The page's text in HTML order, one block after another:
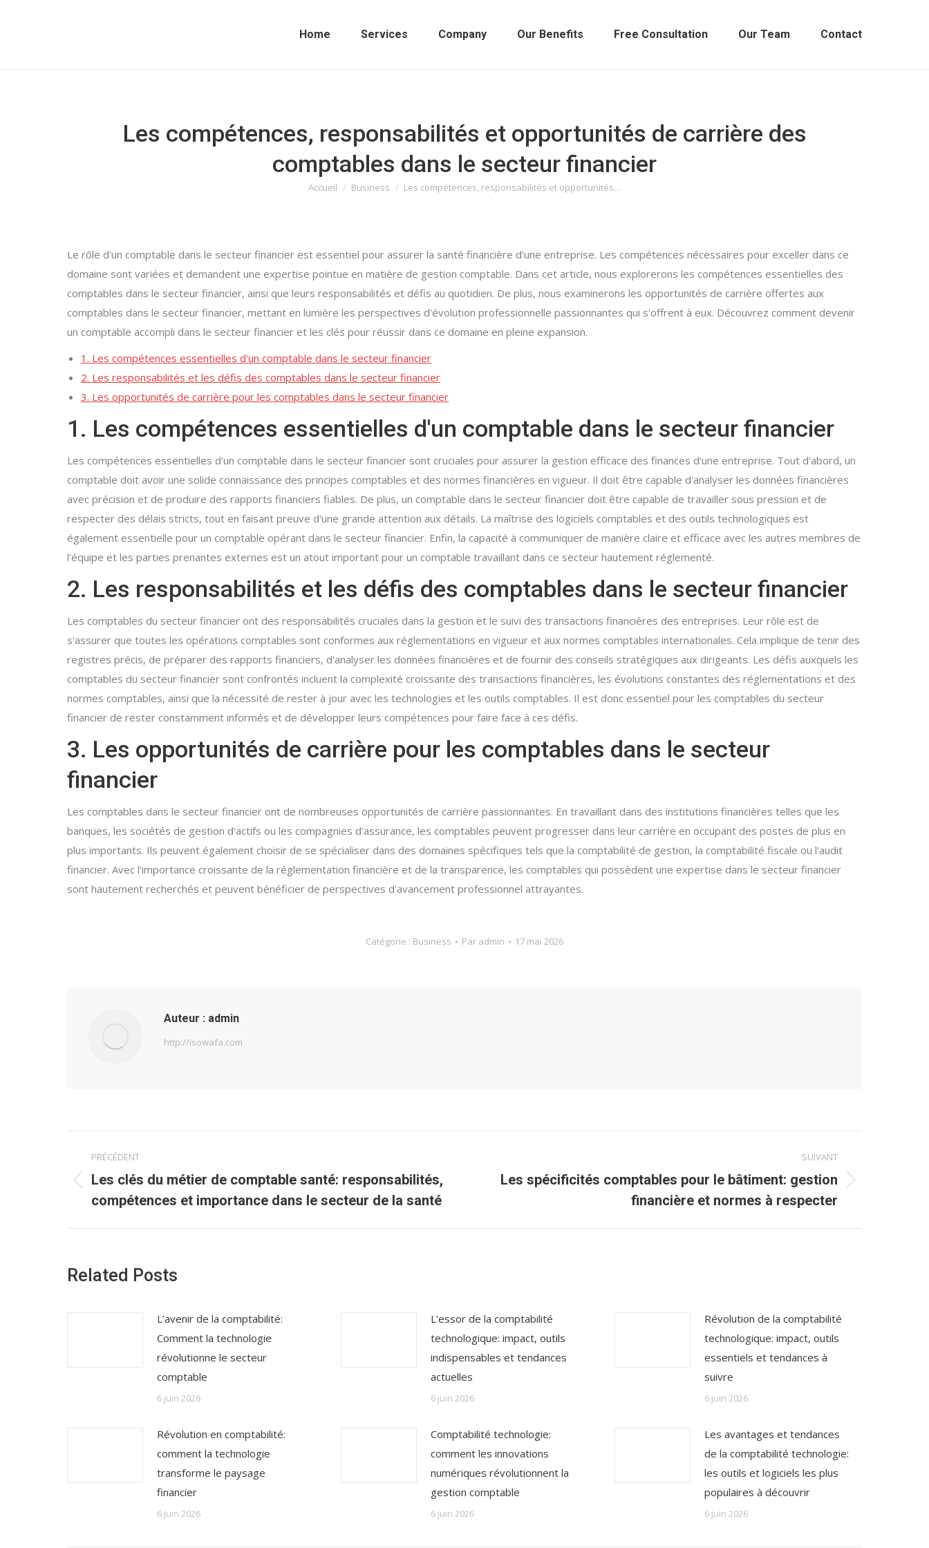
Home Services Company Our Benefits Free Consultation Our Team Contact
Les compétences, responsabilités et opportunités de carrière des
comptables dans le secteur financier
Vous êtes ici :
Accueil Business Les compétences, responsabilités et opportunités…
Le rôle d'un comptable dans le secteur financier est essentiel pour assurer la santé financière d'une entreprise. Les compétences nécessaires pour exceller dans ce
domaine sont variées et demandent une expertise pointue en matière de gestion comptable. Dans cet article, nous explorerons les compétences essentielles des
comptables dans le secteur financier, ainsi que leurs responsabilités et défis au quotidien. De plus, nous examinerons les opportunités de carrière offertes aux
comptables dans le secteur financier, mettant en lumière les perspectives d'évolution professionnelle passionnantes qui s'offrent à eux. Découvrez comment devenir
un comptable accompli dans le secteur financier et les clés pour réussir dans ce domaine en pleine expansion.
1. Les compétences essentielles d'un comptable dans le secteur financier
2. Les responsabilités et les défis des comptables dans le secteur financier
3. Les opportunités de carrière pour les comptables dans le secteur financier
1. Les compétences essentielles d'un comptable dans le secteur financier
Les compétences essentielles d'un comptable dans le secteur financier sont cruciales pour assurer la gestion efficace des finances d'une entreprise. Tout d'abord, un
comptable doit avoir une solide connaissance des principes comptables et des normes financières en vigueur. Il doit être capable d'analyser les données financières
avec précision et de produire des rapports financiers fiables. De plus, un comptable dans le secteur financier doit être capable de travailler sous pression et de
respecter des délais stricts, tout en faisant preuve d'une grande attention aux détails. La maîtrise des logiciels comptables et des outils technologiques est
également essentielle pour un comptable opérant dans le secteur financier. Enfin, la capacité à communiquer de manière claire et efficace avec les autres membres de
l'équipe et les parties prenantes externes est un atout important pour un comptable travaillant dans ce secteur hautement réglementé.
2. Les responsabilités et les défis des comptables dans le secteur financier
Les comptables du secteur financier ont des responsabilités cruciales dans la gestion et le suivi des transactions financières des entreprises. Leur rôle est de
s'assurer que toutes les opérations comptables sont conformes aux réglementations en vigueur et aux normes comptables internationales. Cela implique de tenir des
registres précis, de préparer des rapports financiers, d'analyser les données financières et de fournir des conseils stratégiques aux dirigeants. Les défis auxquels les
comptables du secteur financier sont confrontés incluent la complexité croissante des transactions financières, les évolutions constantes des réglementations et des
normes comptables, ainsi que la nécessité de rester à jour avec les technologies et les outils comptables. Il est donc essentiel pour les comptables du secteur
financier de rester constamment informés et de développer leurs compétences pour faire face à ces défis.
3. Les opportunités de carrière pour les comptables dans le secteur
financier
Les comptables dans le secteur financier ont de nombreuses opportunités de carrière passionnantes. En travaillant dans des institutions financières telles que les
banques, les sociétés de gestion d'actifs ou les compagnies d'assurance, les comptables peuvent progresser dans leur carrière en occupant des postes de plus en
plus importants. Ils peuvent également choisir de se spécialiser dans des domaines spécifiques tels que la comptabilité de gestion, la comptabilité fiscale ou l'audit
financier. Avec l'importance croissante de la réglementation financière et de la transparence, les comptables qui possèdent une expertise dans le secteur financier
sont hautement recherchés et peuvent bénéficier de perspectives d'avancement professionnel attrayantes.
Catégorie : Business Par admin 17 mai 2026
Auteur : admin
http://isowafa.com
Navigation
article
PRÉCÉDENT
Article
précédent
:
Les clés du métier de comptable santé: responsabilités,
compétences et importance dans le secteur de la santé
SUIVANT
Article
:
Les spécificités comptables pour le bâtiment: gestion
financière et normes à respecter
Related Posts
L’avenir de la comptabilité:
Comment la technologie
révolutionne le secteur
comptable
6 juin 2026
L’essor de la comptabilité
technologique: impact, outils
indispensables et tendances
actuelles
6 juin 2026
Révolution de la comptabilité
technologique: impact, outils
essentiels et tendances à
suivre
6 juin 2026
Révolution en comptabilité:
comment la technologie
transforme le paysage
financier
6 juin 2026
Comptabilité technologie:
comment les innovations
numériques révolutionnent la
gestion comptable
6 juin 2026
Les avantages et tendances
de la comptabilité technologie:
les outils et logiciels les plus
populaires à découvrir
6 juin 2026